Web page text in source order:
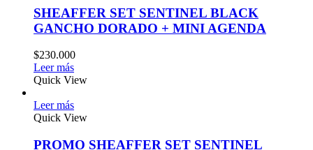
SHEAFFER SET SENTINEL BLACK
GANCHO DORADO + MINI AGENDA
$230.000
Leer más
Quick View
Leer más
Quick View
PROMO SHEAFFER SET SENTINEL